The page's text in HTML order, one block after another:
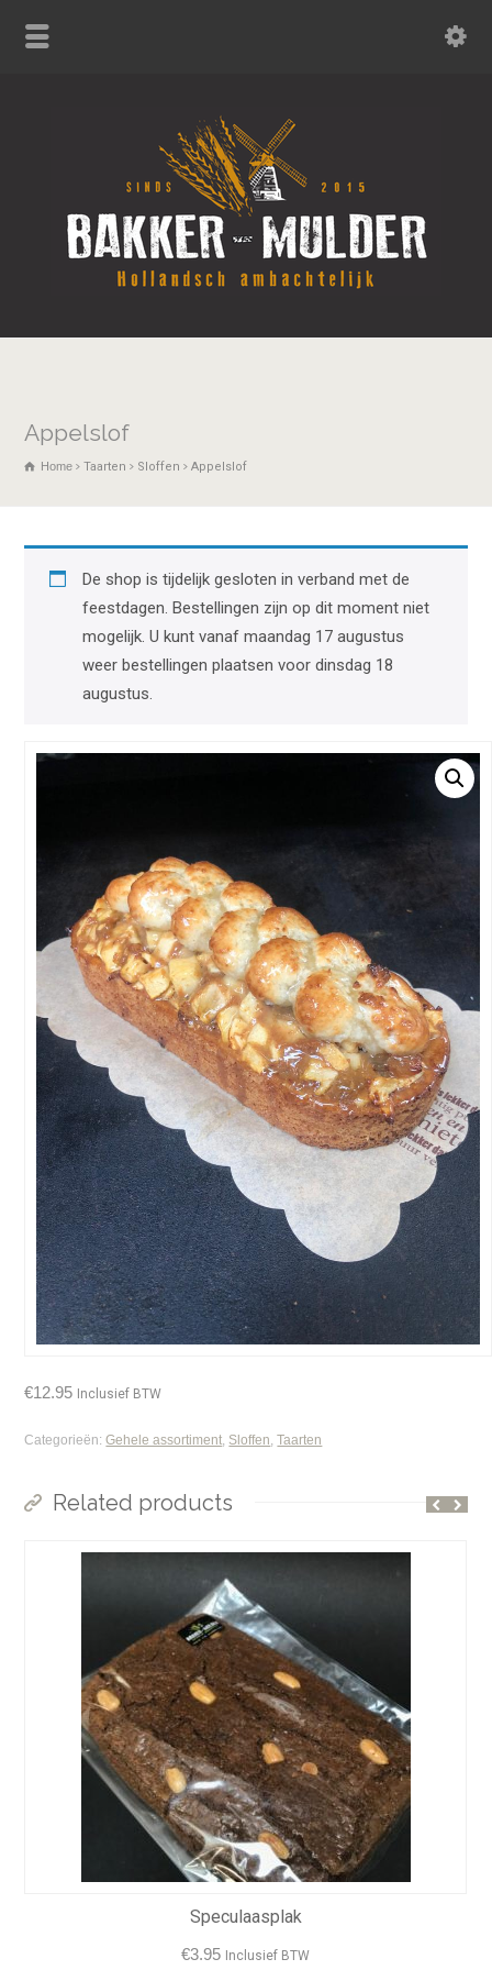
Appelslof
Home Taarten Sloffen Appelslof
De shop is tijdelijk gesloten in verband met de
feestdagen. Bestellingen zijn op dit moment niet
mogelijk. U kunt vanaf maandag 17 augustus
weer bestellingen plaatsen voor dinsdag 18
augustus.
€12.95 Inclusief BTW
Categorieën:Gehele assortiment Sloffen ,Taarten
Related products
Speculaasplak
€3.95 Inclusief BTW